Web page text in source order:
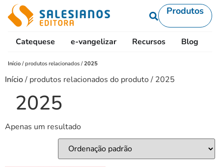
Produtos
Catequese e-vangelizar Recursos Blog
Início /produtos relacionados /2025
Início/ produtos relacionados do produto / 2025
2025
Apenas um resultado